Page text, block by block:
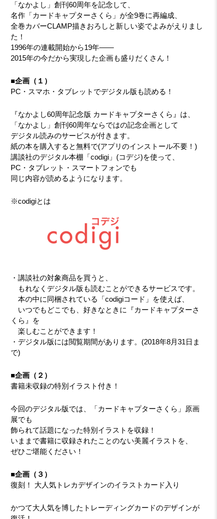
「なかよし」創刊60周年を記念して、
名作「カードキャプターさくら」が全9巻に再編成、
全巻カバーCLAMP描きおろしと新しい姿でよみがえりまし
た！
1996年の連載開始から19年――
2015年の今だから実現した企画も盛りだくさん！
■企画（１）
PC・スマホ・タブレットでデジタル版も読める！
『なかよし60周年記念版 カードキャプターさくら』は、
「なかよし」創刊60周年ならではの記念企画として
デジタル読みのサービスが付きます。
紙の本を購入すると無料で(アプリのインストール不要！)
講談社のデジタル本棚「codigi」(コデジ)を使って、
PC・タブレット・スマートフォンでも
同じ内容が読めるようになります。
※codigiとは
・講談社の対象商品を買うと、
もれなくデジタル版も読むことができるサービスです。
本の中に同梱されている「codigiコード」を使えば、
いつでもどこでも、好きなときに『カードキャプターさ
くら』を
楽しむことができます！
・デジタル版には閲覧期間があります。(2018年8月31日ま
で)
■企画（２）
書籍未収録の特別イラスト付き！
今回のデジタル版では、「カードキャプターさくら」原画
展でも
飾られて話題になった特別イラストを収録！
いままで書籍に収録されたことのない美麗イラストを、
ぜひご堪能ください！
■企画（３）
復刻！ 大人気トレカデザインのイラストカード入り
かつて大人気を博したトレーディングカードのデザインが